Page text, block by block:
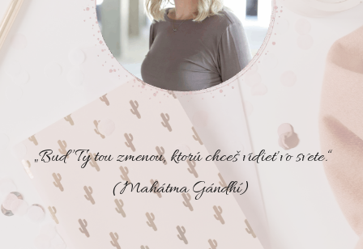
„Buď Ty tou zmenou, ktorú chceš vidieť vo svete.“
(Mahátma Gándhí)